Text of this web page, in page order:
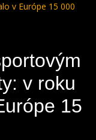
v Európe 15 000
v roku
15